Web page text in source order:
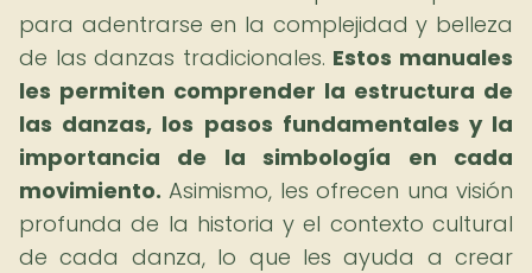
para adentrarse en la complejidad y belleza
de las danzas tradicionales. Estos manuales
les permiten comprender la estructura de
las danzas, los pasos fundamentales y la
importancia de la simbología en cada
movimiento. Asimismo, les ofrecen una visión
profunda de la historia y el contexto cultural
de cada danza, lo que les ayuda a crear